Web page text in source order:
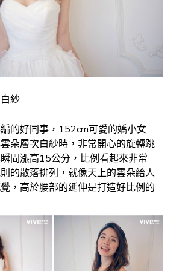
紗
的好同事，152cm可愛的嬌小女
朵層次白紗時，非常開心的旋轉跳
間漲高15公分，比例看起來非常
的散落排列，就像天上的雲朵給人
，高於腰部的延伸是打造好比例的